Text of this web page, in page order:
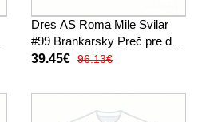
Dres AS Roma Mile Svilar
#99 Brankarsky Preč pre deti
2025-26 Krátky Rukáv (+
39.45€ 96.13€